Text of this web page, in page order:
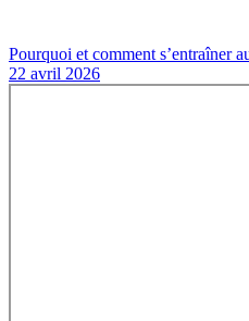
Pourquoi et comment s’entraîner
22 avril 2026